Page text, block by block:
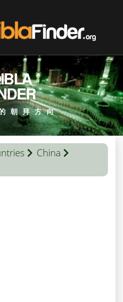
朝拜方向
China